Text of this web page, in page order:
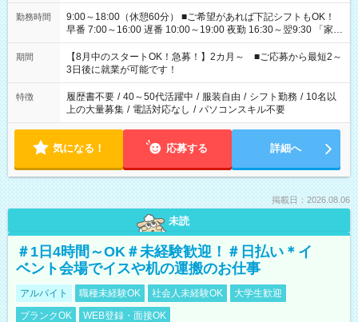
勤務時間
9:00～18:00（休憩60分） ■ご希望があれば下記シフトもOK！
早番 7:00～16:00 遅番 10:00～19:00 夜勤 16:30～翌9:30 「家族
と休みを合わせたい」 「余裕を持って夕飯の準備がしたい」
「できれば残業はしたくない」 など、ご希望を教えてください
ね。 ※Wワーク希望の方へ 今ご覧のお仕事で希望する勤務時間
と、もう1つのお仕事の勤務時間。 合計で週40時間を超える場
合は応募できません。
期間
【8月中のスタートOK！急募！】2カ月～ ■ご応募から最短2～
3日後に就業が可能です！
特徴 履歴書不要 / 40～50代活躍中 / 服装自由 / シフト勤務 / 10名以
上の大量募集 / 電話対応なし / パソコンスキル不要
気になる！ 応募する 詳細へ
掲載日：2026.08.06
未読
＃1日4時間～OK＃未経験歓迎！＃日払い＊イ
ベント会場でイスや机の運搬のお仕事
アルバイト 職種未経験OK 社会人未経験OK
大学生歓迎
ブランクOK
WEB登録・面接OK